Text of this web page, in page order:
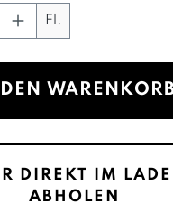
Gib den
Fl.
DIREKT IM
ABHOLEN